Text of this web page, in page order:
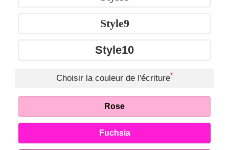
Style9
Style10
Choisir la couleur de l'écriture*
Rose
Fuchsia